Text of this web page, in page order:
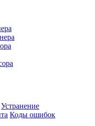
Устранение
Коды ошибок